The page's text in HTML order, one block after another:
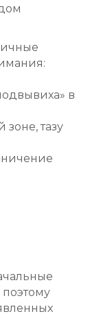
в
тазу
поэтому